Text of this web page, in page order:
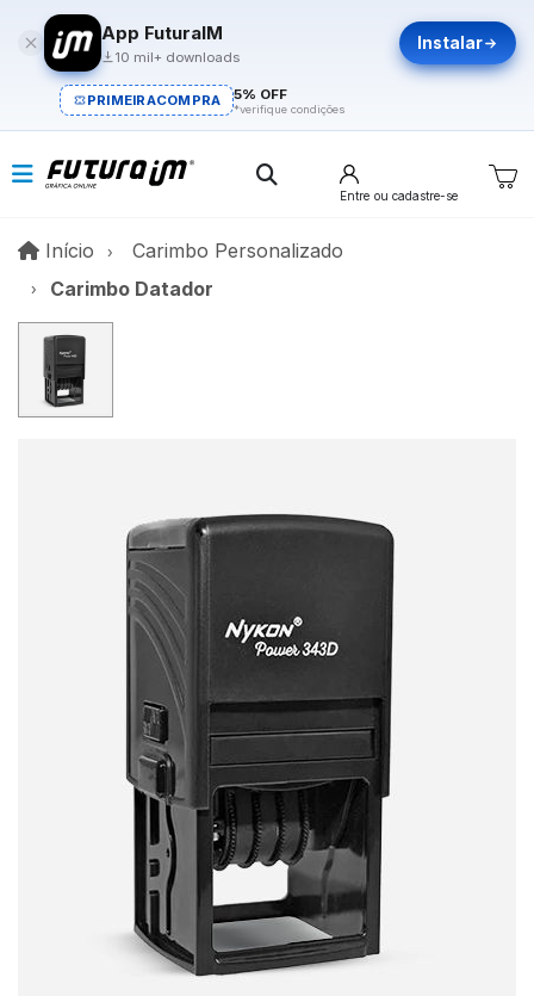
App FuturaIM
10 mil+ downloads
Instalar
PRIMEIRACOMPRA 5% OFF
*verifique condições
Entre ou cadastre-se
Início InícioCarimbo Personalizado
Carimbo Datador